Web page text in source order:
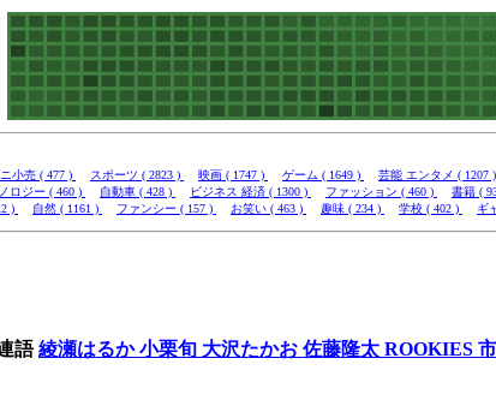
小売 ( 477 ) スポーツ ( 2823 ) 映画 ( 1747 ) ゲーム ( 1649 ) 芸能 エンタメ ( 1207 )
ロジー ( 460 ) 自動車 ( 428 ) ビジネス 経済 ( 1300 ) ファッション ( 460 ) 書籍 (
) 自然 ( 1161 ) ファンシー ( 157 ) お笑い ( 463 ) 趣味 ( 234 ) 学校 ( 402 ) ギ
語綾瀬はるか小栗旬 大沢たかお 佐藤隆太 ROOKIES